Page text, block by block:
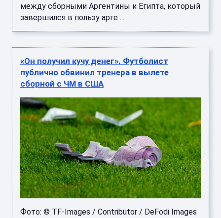
между сборными Аргентины и Египта, который
завершился в пользу арге ...
«Он получил кучу денег». Футболист
публично обвинил тренера в вылете
сборной с ЧМ в США
Фото: © TF-Images / Contributor / DeFodi Images